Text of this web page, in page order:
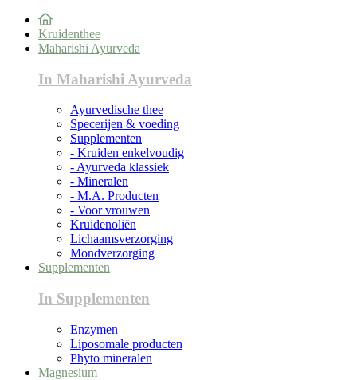
Kruidenthee
Maharishi Ayurveda
In Maharishi Ayurveda
Ayurvedische thee
Specerijen & voeding
Supplementen
- Kruiden enkelvoudig
- Ayurveda klassiek
- Mineralen
- M.A. Producten
- Voor vrouwen
Kruidenoliën
Lichaamsverzorging
Mondverzorging
Supplementen
In Supplementen
Enzymen
Liposomale producten
Phyto mineralen
Magnesium